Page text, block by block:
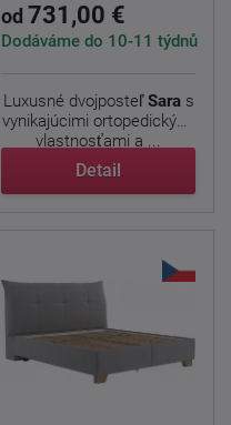
od 731,00 €
Dodáváme do 10-11 týdnů
Luxusné dvojposteľSaras
vynikajúcimi ortopedickými
vlastnosťami a ...
Detail